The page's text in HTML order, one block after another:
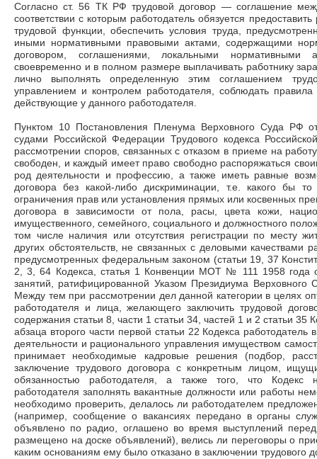
Согласно ст. 56 ТК РФ трудовой договор — соглашение
соответствии с которым работодатель обязуется
трудовой функции, обеспечить условия труда,
иными нормативными правовыми актами, содержащими
договором, соглашениями, локальными
своевременно и в полном размере выплачивать работнику
лично выполнять определенную этим соглашением
управлением и контролем работодателя, соблюдать правила
действующие у данного работодателя.
Пунктом 10 Постановления Пленума Верховного Суда
судами Российской Федерации Трудового кодекса
рассмотрении споров, связанных с отказом в приеме на
свободен, и каждый имеет право свободно распоряжаться
род деятельности и профессию, а также иметь равные
договора без какой-либо дискриминации, т.е. какого бы
ограничения прав или установления прямых или косвенных
договора в зависимости от пола, расы, цвета кожи,
имущественного, семейного, социального и должностного
том числе наличия или отсутствия регистрации по месту
других обстоятельств, не связанных с деловыми качествами
предусмотренных федеральным законом (статьи 19, 37
2, 3, 64 Кодекса, статья 1 Конвенции МОТ № 111 1958 года
занятий, ратифицированной Указом Президиума
Между тем при рассмотрении дел данной категории в целях
работодателя и лица, желающего заключить трудовой
содержания статьи 8, части 1 статьи 34, частей 1 и 2 статьи 35
абзаца второго части первой статьи 22 Кодекса
деятельности и рационального управления имуществом
принимает необходимые кадровые решения (подбор,
заключение трудового договора с конкретным лицом,
обязанностью работодателя, а также того, что
работодателя заполнять вакантные должности или работы
необходимо проверить, делалось ли работодателем
(например, сообщение о вакансиях передано в органы
объявлено по радио, оглашено во время выступлений
размещено на доске объявлений), велись ли переговоры о
каким основаниям ему было отказано в заключении трудового